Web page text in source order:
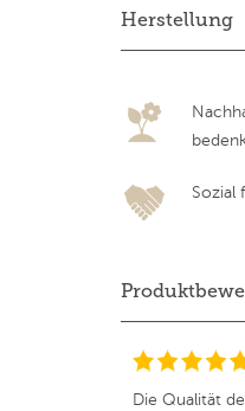
Herstellung
Sozial
Die Qualität